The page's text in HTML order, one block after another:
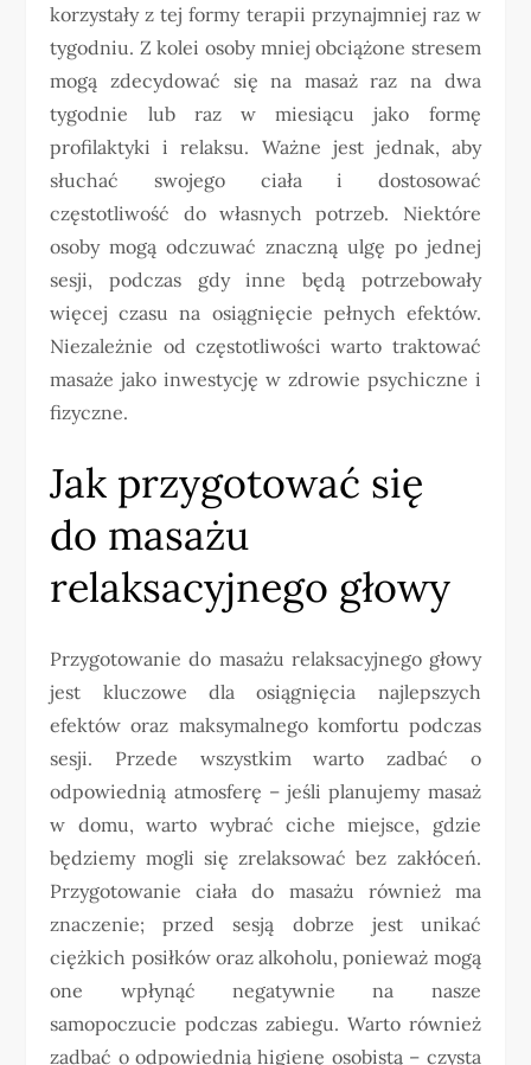
korzystały z tej formy terapii przynajmniej raz w
tygodniu. Z kolei osoby mniej obciążone stresem
mogą zdecydować się na masaż raz na dwa
tygodnie lub raz w miesiącu jako formę
profilaktyki i relaksu. Ważne jest jednak, aby
słuchać swojego ciała i dostosować
częstotliwość do własnych potrzeb. Niektóre
osoby mogą odczuwać znaczną ulgę po jednej
sesji, podczas gdy inne będą potrzebowały
więcej czasu na osiągnięcie pełnych efektów.
Niezależnie od częstotliwości warto traktować
masaże jako inwestycję w zdrowie psychiczne i
fizyczne.
Jak przygotować się
do masażu
relaksacyjnego głowy
Przygotowanie do masażu relaksacyjnego głowy
jest kluczowe dla osiągnięcia najlepszych
efektów oraz maksymalnego komfortu podczas
sesji. Przede wszystkim warto zadbać o
odpowiednią atmosferę – jeśli planujemy masaż
w domu, warto wybrać ciche miejsce, gdzie
będziemy mogli się zrelaksować bez zakłóceń.
Przygotowanie ciała do masażu również ma
znaczenie; przed sesją dobrze jest unikać
ciężkich posiłków oraz alkoholu, ponieważ mogą
one wpłynąć negatywnie na nasze
samopoczucie podczas zabiegu. Warto również
zadbać o odpowiednią higienę osobistą – czysta